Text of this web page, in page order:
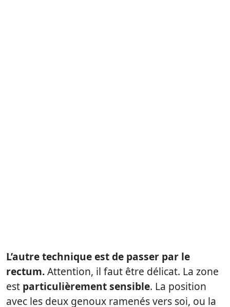
L’autre technique est de passer par le
rectum.Attention, il faut être délicat. La zone
est particulièrement sensible. La position
avec les deux genoux ramenés vers soi, ou la